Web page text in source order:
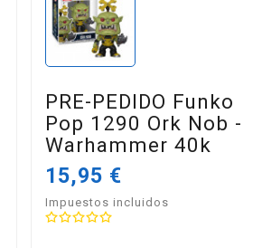
PRE-PEDIDO Funko
Pop 1290 Ork Nob -
Warhammer 40k
15,95 €
Impuestos incluidos